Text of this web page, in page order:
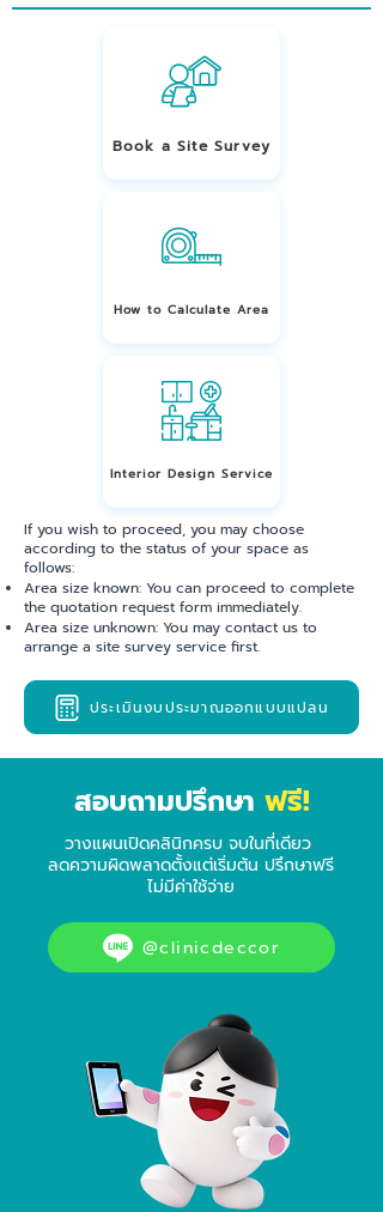
Book a Site Survey
How to Calculate Area
Interior Design Service
If you wish to proceed, you may choose
according to the status of your space as
follows:
Area size known: You can proceed to complete
the quotation request form immediately.
Area size unknown: You may contact us to
arrange a site survey service first.
ประเมินงบประมาณออกแบบแปลน
สอบถามปรึกษา ฟรี!
วางแผนเปิดคลินิกครบ จบในที่เดียว
ลดความผิดพลาดตั้งแต่เริ่มต้น ปรึกษาฟรี
ไม่มีค่าใช้จ่าย
@clinicdeccor